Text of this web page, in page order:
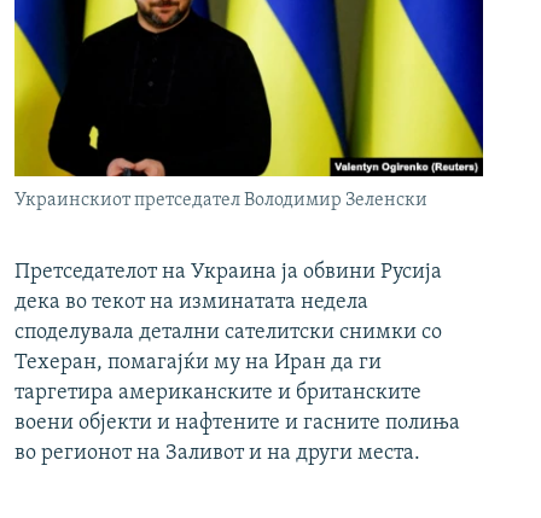
Украинскиот претседател Володимир Зеленски
Претседателот на Украина ја обвини Русија
дека во текот на изминатата недела
споделувала детални сателитски снимки со
Техеран, помагајќи му на Иран да ги
таргетира американските и британските
воени објекти и нафтените и гасните полиња
во регионот на Заливот и на други места.